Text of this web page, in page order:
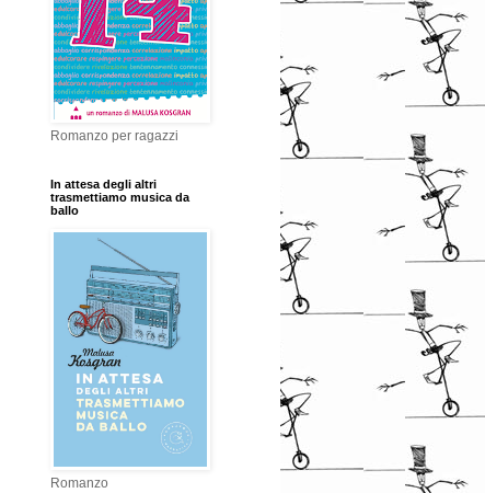
Romanzo per ragazzi
In attesa degli altri
trasmettiamo musica da
ballo
Romanzo